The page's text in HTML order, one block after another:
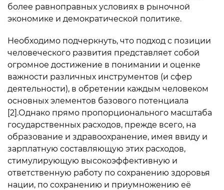
более равноправных условиях в рыночной
экономике и демократической политике.
Необходимо подчеркнуть, что подход с позиции
человеческого развития представляет собой
огромное достижение в понимании и оценке
важности различных инструментов (и сфер
деятельности), в обретении каждым человеком
основных элементов базового потенциала
[2].Однако прямо пропорционального масштаба
государственных расходов, прежде всего, на
образование и здравоохранение, имея ввиду и
зарплатную составляющую этих расходов,
стимулирующую высокоэффективную и
ответственную работу по сохранению здоровья
нации, по сохранению и приумножению её